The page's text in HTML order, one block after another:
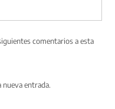
comentarios a esta
entrada.